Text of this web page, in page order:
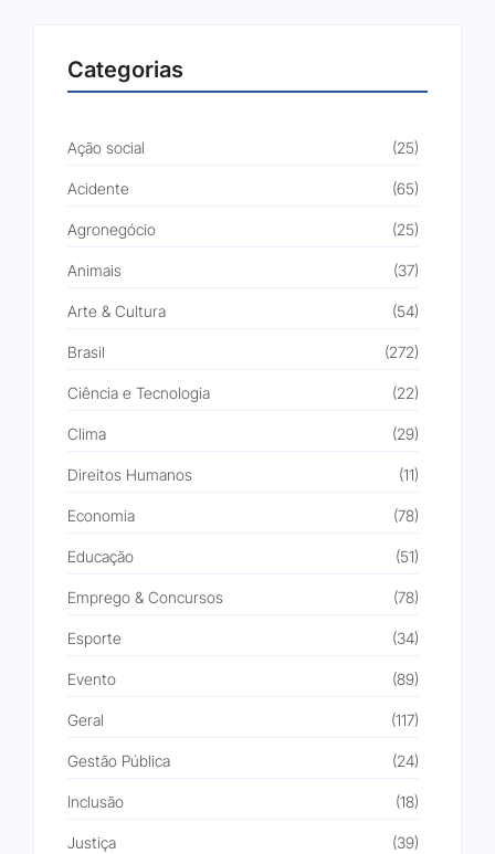
Categorias
Ação social (25)
Acidente (65)
Agronegócio (25)
Animais (37)
Arte & Cultura (54)
Brasil (272)
Ciência e Tecnologia (22)
Clima (29)
Direitos Humanos (11)
Economia (78)
Educação (51)
Emprego & Concursos (78)
Esporte (34)
Evento (89)
Geral (117)
Gestão Pública (24)
Inclusão (18)
Justiça (39)